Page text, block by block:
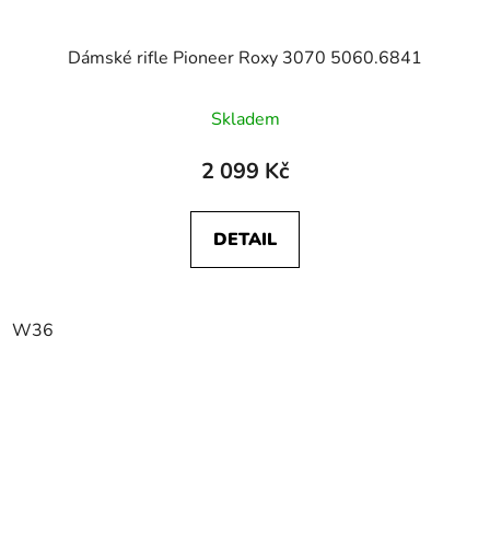
Dámské rifle Pioneer Roxy 3070 5060.6841
Skladem
2 099 Kč
DETAIL
W36